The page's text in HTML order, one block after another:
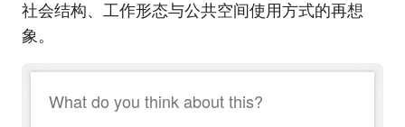
社会结构、工作形态与公共空间使用方式的再想
象。